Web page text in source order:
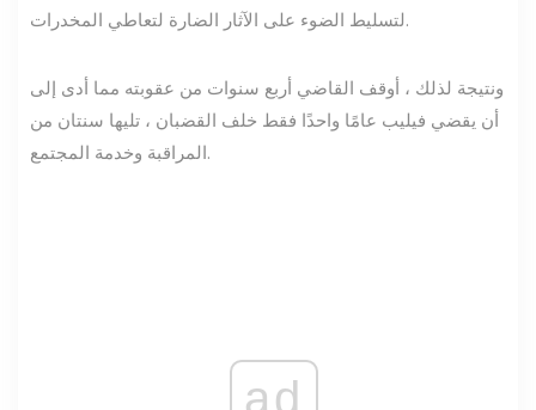
لتسليط الضوء على الآثار الضارة لتعاطي المخدرات.
ونتيجة لذلك ، أوقف القاضي أربع سنوات من عقوبته مما أدى إلى
أن يقضي فيليب عامًا واحدًا فقط خلف القضبان ، تليها سنتان من
المراقبة وخدمة المجتمع.
ad